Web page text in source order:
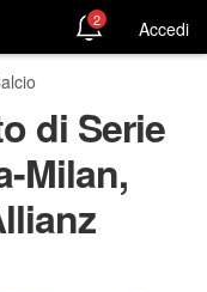
2 Accedi
di Serie
Milan,